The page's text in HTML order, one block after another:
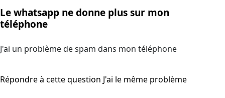
Le whatsapp ne donne plus sur mon
téléphone
J'ai un problème de spam dans mon téléphone
Répondre à cette question J'ai le même problème